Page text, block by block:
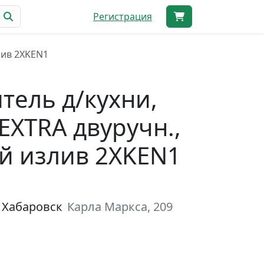
Регистрация
2XKEN1
д/кухни,
двуручн.,
излив 2XKEN1
Карла Маркса, 209